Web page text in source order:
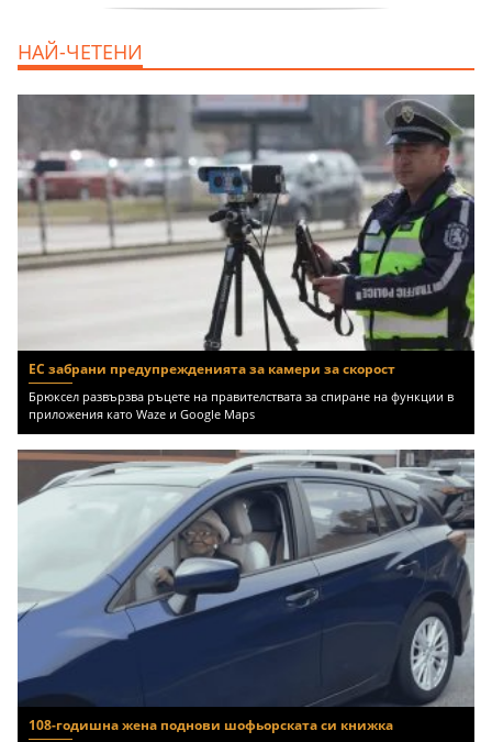
НАЙ-ЧЕТЕНИ
ЕС забрани предупрежденията за камери за скорост
Брюксел развързва ръцете на правителствата за спиране на функции в
приложения като Waze и Google Maps
108-годишна жена поднови шофьорската си книжка